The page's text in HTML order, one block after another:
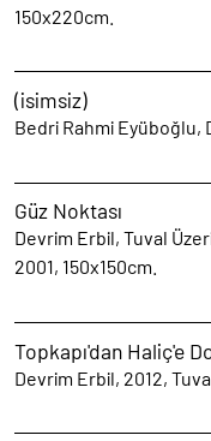
150x220cm.
(isimsiz)
Bedri Rahmi Eyüboğlu,
Güz Noktası
Devrim Erbil, Tuval
2001, 150x150cm.
Topkapı'dan Haliç'e
Devrim Erbil, 2012,